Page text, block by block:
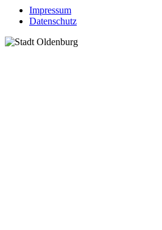
Impressum
Datenschutz